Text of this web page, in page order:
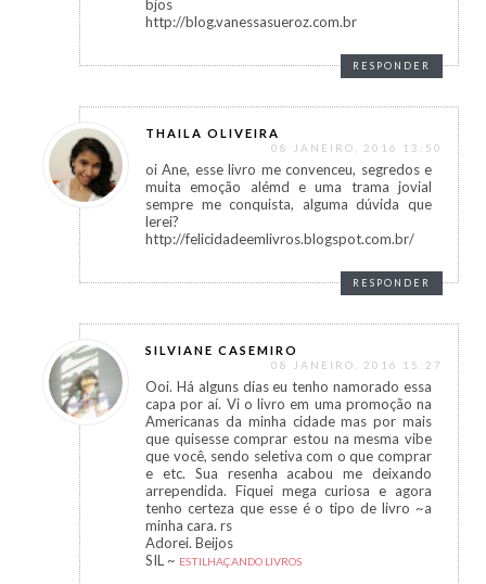
bjos
http://blog.vanessasueroz.com.br
RESPONDER
THAILA OLIVEIRA
08 JANEIRO, 2016 13:50
oi Ane, esse livro me convenceu, segredos e
muita emoção alémd e uma trama jovial
sempre me conquista, alguma dúvida que
lerei?
http://felicidadeemlivros.blogspot.com.br/
RESPONDER
SILVIANE CASEMIRO
08 JANEIRO, 2016 15:27
Ooi. Há alguns dias eu tenho namorado essa
capa por aí. Vi o livro em uma promoção na
Americanas da minha cidade mas por mais
que quisesse comprar estou na mesma vibe
que você, sendo seletiva com o que comprar
e etc. Sua resenha acabou me deixando
arrependida. Fiquei mega curiosa e agora
tenho certeza que esse é o tipo de livro ~a
minha cara. rs
Adorei. Beijos
SIL ~ ESTILHAÇANDO LIVROS